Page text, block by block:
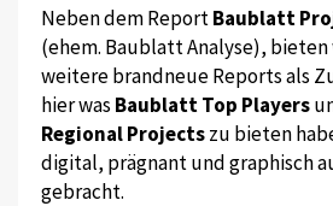
Neben dem ReportBaublatt
(ehem. Baublatt Analyse),
weitere brandneue Reports als
hier was Baublatt Top Players
Regional Projectszu bieten
digital, prägnant und graphisch
gebracht.